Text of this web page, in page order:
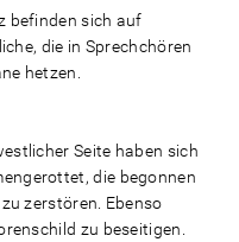
befinden sich auf
die in Sprechchören
hetzen.
Seite haben sich
die begonnen
zerstören. Ebenso
zu beseitigen.